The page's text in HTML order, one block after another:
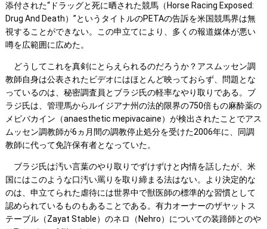
添付された“ドラッグと死に晒された競馬（Horse Racing Exposed:
Drug And Death）”というタイトルのPETAの告訴を米国競馬界は無
視することができない。この申立てにより、多くの報道媒体が悪い
噂を広範囲に広めた。
どうしてこれを真剣にとらえられるのだろうか？アスムッセン調
教師自身は公表されたビデオにはほとんど映っておらず、問題とな
っているのは、秘密調査員とブラジ氏の軽率なやり取りである。ブ
ラジ氏は、管理馬からルイジアナ州の法的限界の750倍もの麻酔薬の
メピバカイン（anaesthetic mepivacaine）が検出されたことでアス
ムッセン調教師が6ヵ月間の調教停止処分を受けた2006年に、同調
教師に代って免許保有者となっていた。
ブラジ氏は汚い言葉のやり取りでずけずけと内情を話したが、米
国にはこのような口汚い罵りを取り締まる法はない。より決定的な
のは、申立てられた虐待には世界中で獣医師の標準的な習慣として
認められているものもあることである。有力オーナーのザヤットス
テーブル（Zayat Stable）のネロ（Nehro）についての装蹄師とのや